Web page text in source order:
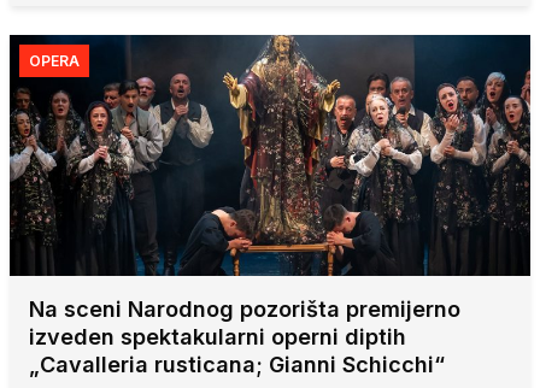
OPERA
Na sceni Narodnog pozorišta premijerno
izveden spektakularni operni diptih
„Cavalleria rusticana; Gianni Schicchi“